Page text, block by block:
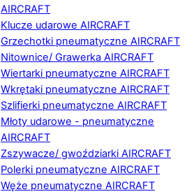
AIRCRAFT
Klucze udarowe AIRCRAFT
Grzechotki pneumatyczne AIRCRAFT
Nitownice/ Grawerka AIRCRAFT
Wiertarki pneumatyczne AIRCRAFT
Wkrętaki pneumatyczne AIRCRAFT
Szlifierki pneumatyczne AIRCRAFT
Młoty udarowe - pneumatyczne
AIRCRAFT
Zszywacze/ gwoździarki AIRCRAFT
Polerki pneumatyczne AIRCRAFT
Węże pneumatyczne AIRCRAFT